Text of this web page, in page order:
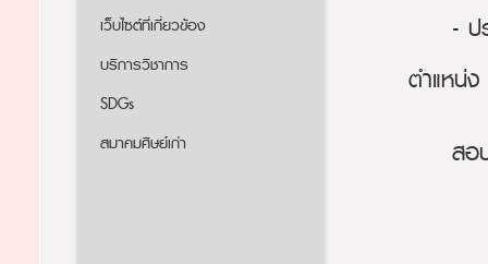
เว็บไซต์ที่เกี่ยวข้อง
บริการวิชาการ
SDGs
สมาคมศิษย์เก่า
- ประ
ตำแหน่
สอบถ